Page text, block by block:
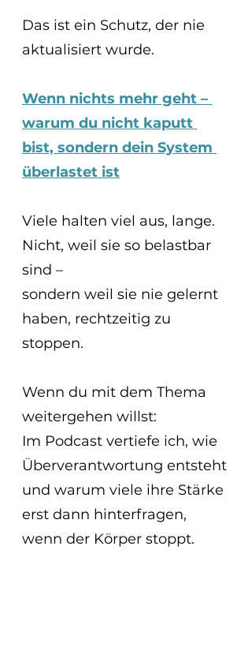
Das ist ein Schutz, der nie
aktualisiert wurde.
Wenn nichts mehr geht –
warum du nicht kaputt
bist, sondern dein System
überlastet ist
Viele halten viel aus, lange.
Nicht, weil sie so belastbar
sind –
sondern weil sie nie gelernt
haben, rechtzeitig zu
stoppen.
Wenn du mit dem Thema
weitergehen willst:
Im Podcast vertiefe ich, wie
Überverantwortung entsteht
und warum viele ihre Stärke
erst dann hinterfragen,
wenn der Körper stoppt.